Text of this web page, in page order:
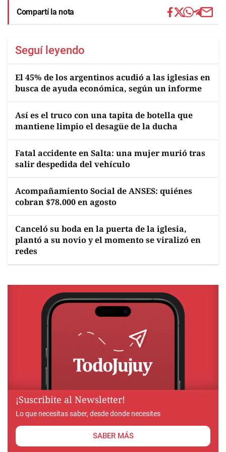
Compartí la nota
Seguí leyendo
El 45% de los argentinos acudió a las iglesias en
busca de ayuda económica, según un informe
Así es el truco con una tapita de botella que
mantiene limpio el desagüe de la ducha
Fatal accidente en Salta: una mujer murió tras
salir despedida del vehículo
Acompañamiento Social de ANSES: quiénes
cobran $78.000 en agosto
Canceló su boda en la puerta de la iglesia,
plantó a su novio y el momento se viralizó en
redes
¡Suscribite al Newsletter!
Lo que necesitas saber, desde donde necesites
SABER MÁS